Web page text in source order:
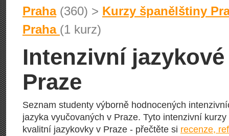
Praha(360) > Kurzy španělštiny
Praha (1 kurz)
Intenzivní
Praze
Seznam studenty výborně hodnocených
jazyka vyučovaných v Praze. Tyto intenzivní
kvalitní jazykovky v Praze - přečtěte si recenze,